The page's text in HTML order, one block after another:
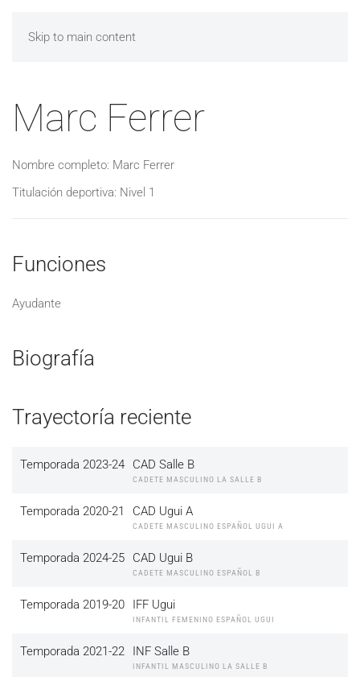
Skip to main content
Marc Ferrer
Nombre completo: Marc Ferrer
Titulación deportiva: Nivel 1
Funciones
Ayudante
Biografía
Trayectoría reciente
Temporada 2023-24 CAD Salle B
CADETE MASCULINO LA SALLE B
Temporada 2020-21 CAD Ugui A
CADETE MASCULINO ESPAÑOL UGUI A
Temporada 2024-25 CAD Ugui B
CADETE MASCULINO ESPAÑOL B
Temporada 2019-20 IFF Ugui
INFANTIL FEMENINO ESPAÑOL UGUI
Temporada 2021-22 INF Salle B
INFANTIL MASCULINO LA SALLE B